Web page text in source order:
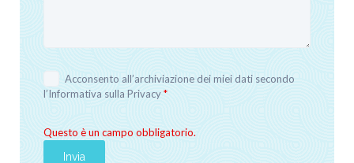
Acconsento all’archiviazione dei miei dati secondo
l’Informativa sulla Privacy*
Questo è un campo obbligatorio.